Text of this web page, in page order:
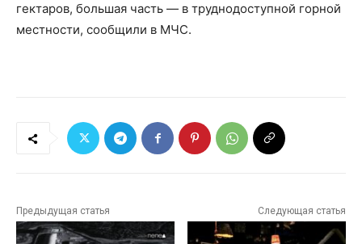
гектаров, большая часть — в труднодоступной горной
местности, сообщили в МЧС.
Предыдущая статья Следующая статья